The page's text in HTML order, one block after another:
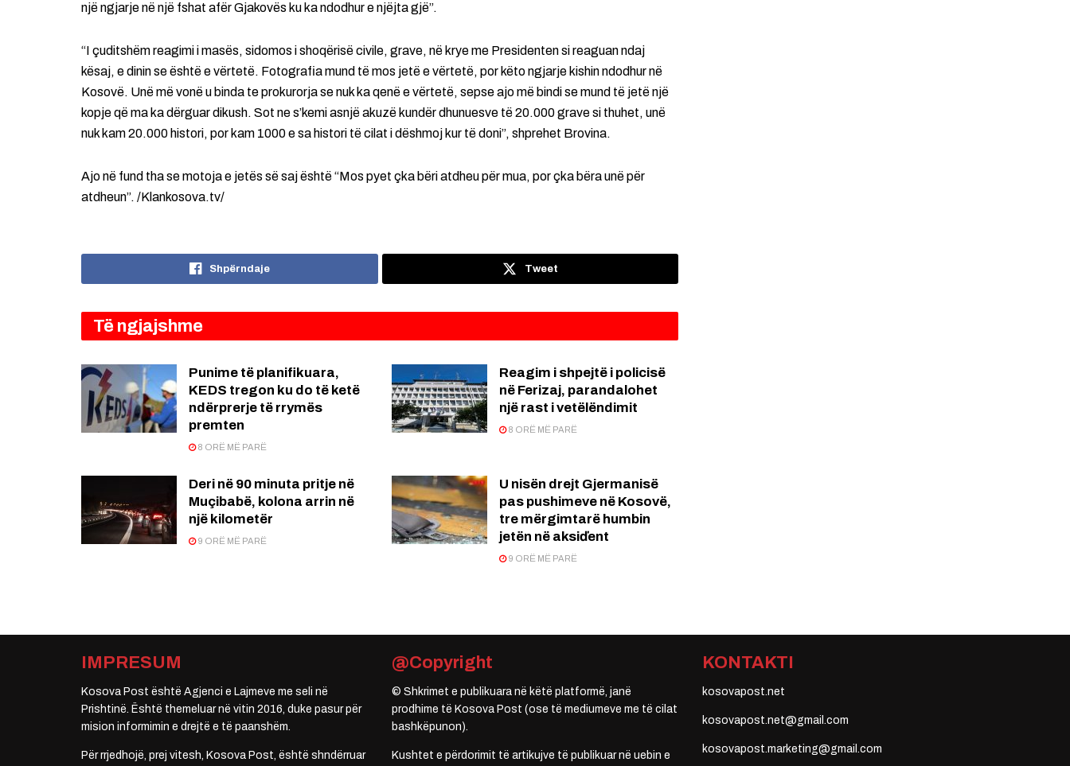
një ngjarje në një fshat afër Gjakovës ku ka ndodhur e njëjta gjë”.
“I çuditshëm reagimi i masës, sidomos i shoqërisë civile, grave, në krye me Presidenten si reaguan ndaj
kësaj, e dinin se është e vërtetë. Fotografia mund të mos jetë e vërtetë, por këto ngjarje kishin ndodhur në
Kosovë. Unë më vonë u binda te prokurorja se nuk ka qenë e vërtetë, sepse ajo më bindi se mund të jetë një
kopje që ma ka dërguar dikush. Sot ne s’kemi asnjë akuzë kundër dhunuesve të 20.000 grave si thuhet, unë
nuk kam 20.000 histori, por kam 1000 e sa histori të cilat i dëshmoj kur të doni”, shprehet Brovina.
Ajo në fund tha se motoja e jetës së saj është “Mos pyet çka bëri atdheu për mua, por çka bëra unë për
atdheun”. /Klankosova.tv/
Shpërndaje Tweet
Të ngjajshme
Punime të planifikuara,
KEDS tregon ku do të ketë
ndërprerje të rrymës
premten
8 ORË MË PARË
Reagim i shpejtë i policisë
në Ferizaj, parandalohet
një rast i vetëlëndimit
8 ORË MË PARË
Deri në 90 minuta pritje në
Muçibabë, kolona arrin në
një kilometër
9 ORË MË PARË
U nisën drejt Gjermanisë
pas pushimeve në Kosovë,
tre mërgimtarë humbin
jetën në aksiďent
9 ORË MË PARË
IMPRESUM
Kosova Post është Agjenci e Lajmeve me seli në
Prishtinë. Është themeluar në vitin 2016, duke pasur për
mision informimin e drejtë e të paanshëm.
Për rrjedhojë, prej vitesh, Kosova Post, është shndërruar
@Copyright
© Shkrimet e publikuara në këtë platformë, janë
prodhime të Kosova Post (ose të mediumeve me të cilat
bashkëpunon).
Kushtet e përdorimit të artikujve të publikuar në uebin e
KONTAKTI
kosovapost.net
kosovapost.net@gmail.com
kosovapost.marketing@gmail.com